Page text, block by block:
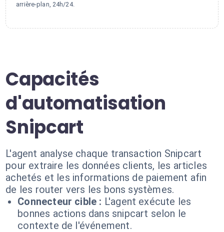
arrière-plan, 24h/24.
Capacités
d'automatisation
Snipcart
L'agent analyse chaque transaction Snipcart
pour extraire les données clients, les articles
achetés et les informations de paiement afin
de les router vers les bons systèmes.
Connecteur cible : L'agent exécute les
bonnes actions dans snipcart selon le
contexte de l'événement.